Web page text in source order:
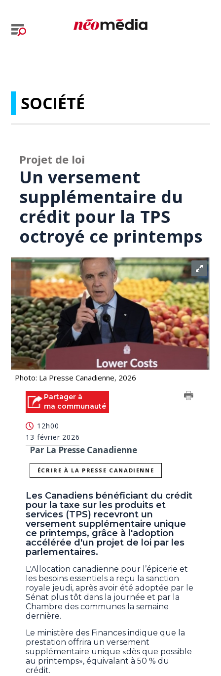
SOCIÉTÉ
Projet de loi
Un versement
supplémentaire du
crédit pour la TPS
octroyé ce printemps
Photo: La Presse Canadienne, 2026
Partager à
ma communauté
12h00
13 février 2026
Par La Presse Canadienne
ÉCRIRE À LA PRESSE CANADIENNE
Les Canadiens bénéficiant du crédit
pour la taxe sur les produits et
services (TPS) recevront un
versement supplémentaire unique
ce printemps, grâce à l'adoption
accélérée d'un projet de loi par les
parlementaires.
L'Allocation canadienne pour l’épicerie et
les besoins essentiels a reçu la sanction
royale jeudi, après avoir été adoptée par le
Sénat plus tôt dans la journée et par la
Chambre des communes la semaine
dernière.
Le ministère des Finances indique que la
prestation offrira un versement
supplémentaire unique «dès que possible
au printemps», équivalant à 50 % du
crédit.